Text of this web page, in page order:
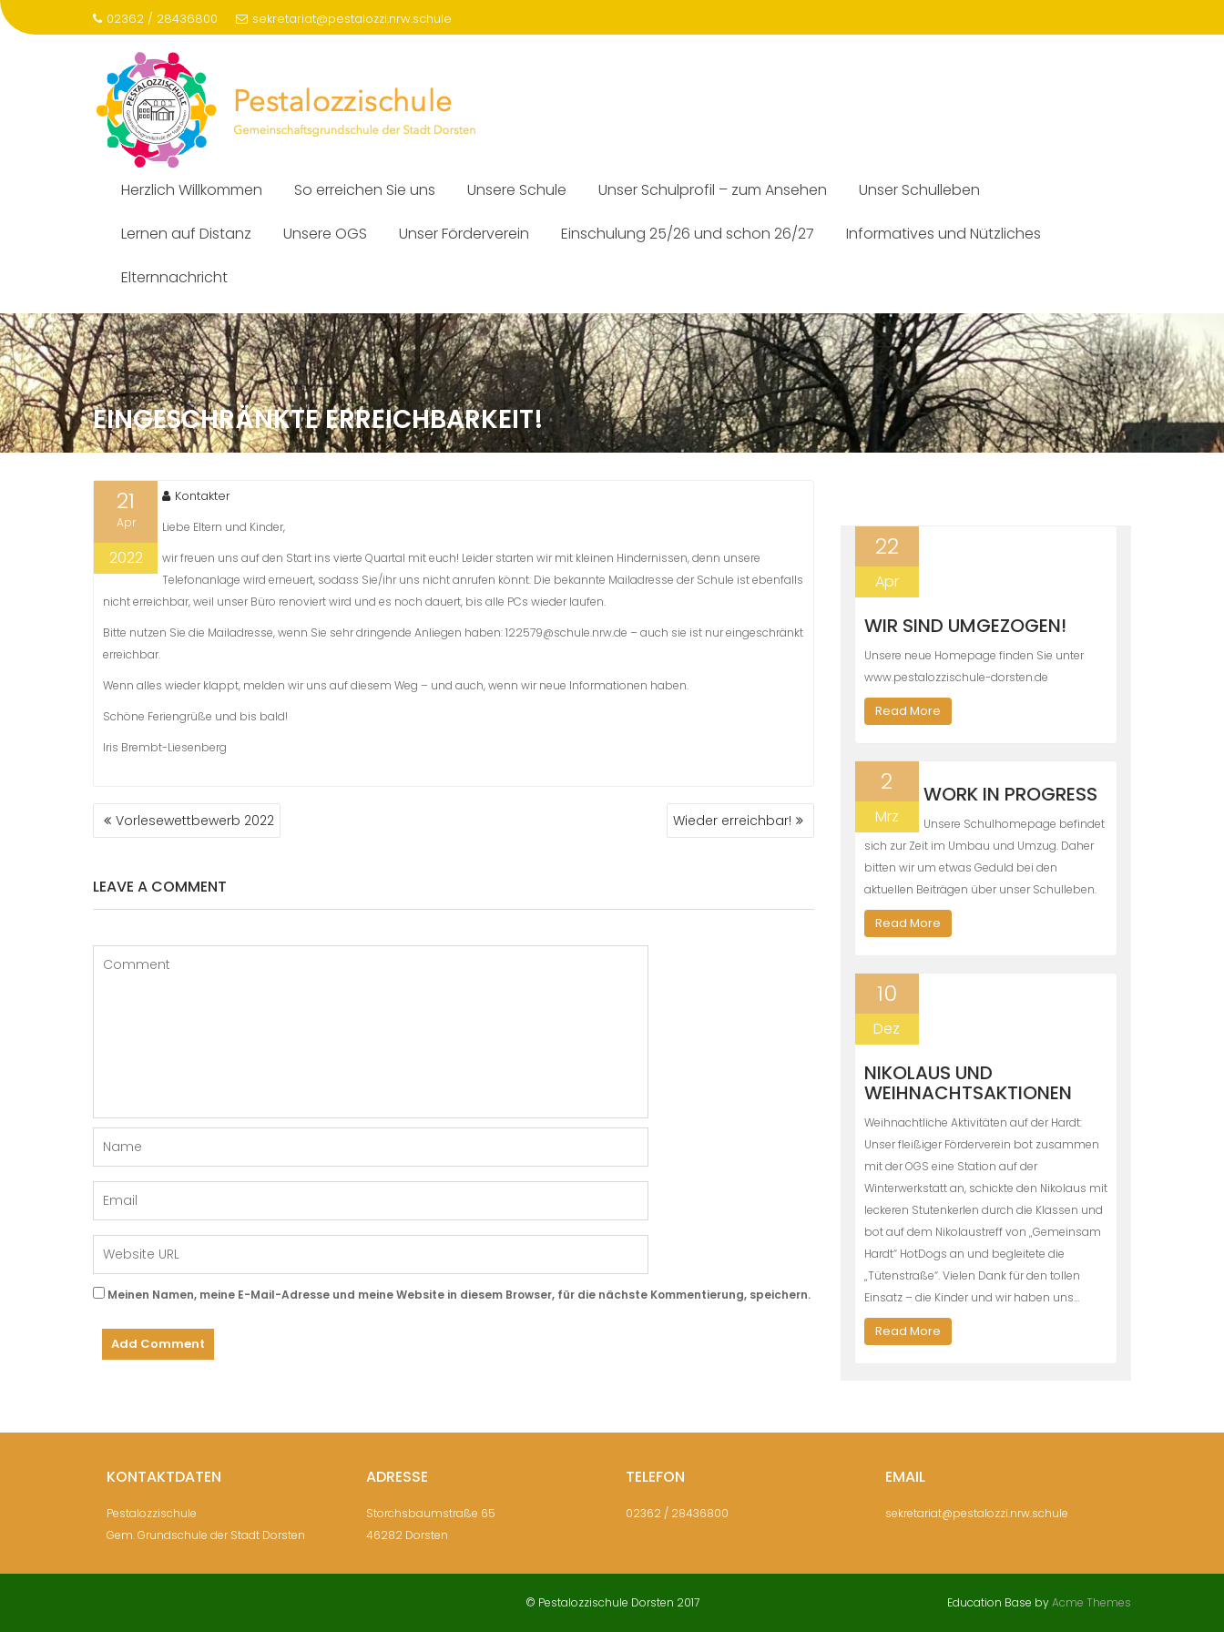
Skip
02362 / 28436800 sekretariat@pestalozzi.nrw.schule
Herzlich Willkommen So erreichen Sie uns Unsere Schule Unser Schulprofil – zum Ansehen Unser Schulleben
Lernen auf Distanz Unsere OGS Unser Förderverein Einschulung 25/26 und schon 26/27 Informatives und Nützliches
Elternnachricht
EINGESCHRÄNKTE ERREICHBARKEIT!
21
Apr
2022
Kontakter
Liebe Eltern und Kinder,
wir freuen uns auf den Start ins vierte Quartal mit euch! Leider starten wir mit kleinen Hindernissen, denn unsere
Telefonanlage wird erneuert, sodass Sie/ihr uns nicht anrufen könnt. Die bekannte Mailadresse der Schule ist ebenfalls
nicht erreichbar, weil unser Büro renoviert wird und es noch dauert, bis alle PCs wieder laufen.
Bitte nutzen Sie die Mailadresse, wenn Sie sehr dringende Anliegen haben: 122579@schule.nrw.de – auch sie ist nur eingeschränkt
erreichbar.
Wenn alles wieder klappt, melden wir uns auf diesem Weg – und auch, wenn wir neue Informationen haben.
Schöne Feriengrüße und bis bald!
Iris Brembt-Liesenberg
BEITRAGS-
NAVIGATION
Vorlesewettbewerb 2022 Wieder erreichbar!
LEAVE A COMMENT
Meinen Namen, meine E-Mail-Adresse und meine Website in diesem Browser, für die nächste Kommentierung, speichern.
22
Apr
WIR SIND UMGEZOGEN!
Unsere neue Homepage finden Sie unter
www.pestalozzischule-dorsten.de
Read More
2
Mrz
WORK IN PROGRESS
Unsere Schulhomepage befindet
sich zur Zeit im Umbau und Umzug. Daher
bitten wir um etwas Geduld bei den
aktuellen Beiträgen über unser Schulleben.
Read More
10
Dez
NIKOLAUS UND
WEIHNACHTSAKTIONEN
Weihnachtliche Aktivitäten auf der Hardt:
Unser fleißiger Förderverein bot zusammen
mit der OGS eine Station auf der
Winterwerkstatt an, schickte den Nikolaus mit
leckeren Stutenkerlen durch die Klassen und
bot auf dem Nikolaustreff von „Gemeinsam
Hardt“ HotDogs an und begleitete die
„Tütenstraße“. Vielen Dank für den tollen
Einsatz – die Kinder und wir haben uns…
Read More
KONTAKTDATEN
Pestalozzischule
Gem. Grundschule der Stadt Dorsten
ADRESSE
Storchsbaumstraße 65
46282 Dorsten
TELEFON
02362 / 28436800
EMAIL
sekretariat@pestalozzi.nrw.schule
© Pestalozzischule Dorsten 2017 Education Base byAcme Themes